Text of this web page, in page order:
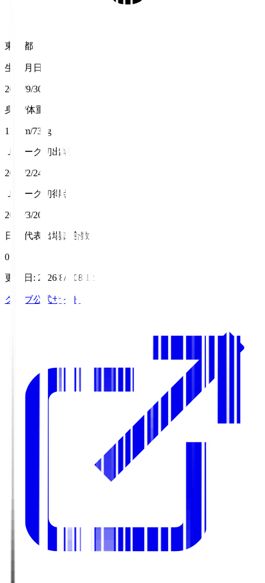
東京都
生年月日
2001/9/30
身長/体重
174cm/73kg
Ｊリーグ初出場
2024/2/24
Ｊリーグ初得点
2024/3/20
日本代表出場試合数
0
更新日 : 2026/8/7 08:12
クラブ公式サイト